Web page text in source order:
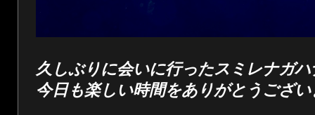
久しぶりに会いに行ったスミレナガ
今日も楽しい時間をありがとうござ